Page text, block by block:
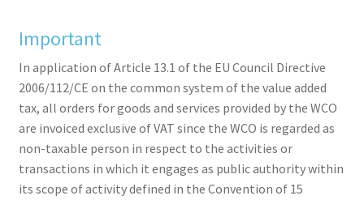
Important
In application of Article 13.1 of the EU Council Directive
2006/112/CE on the common system of the value added
tax, all orders for goods and services provided by the WCO
are invoiced exclusive of VAT since the WCO is regarded as
non-taxable person in respect to the activities or
transactions in which it engages as public authority within
its scope of activity defined in the Convention of 15